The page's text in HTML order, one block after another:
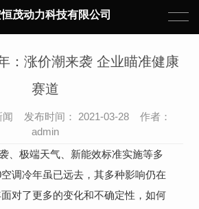
茂动力科技有限公司
：涨价潮来袭 企业瞄准健康
赛道
闻 发布时间： 2021-03-28 作者：
admin
极端天气、新能效标准实施等多
调冷年虽已远去，其多种影响仍在
对了更多的变化和不确定性，如何